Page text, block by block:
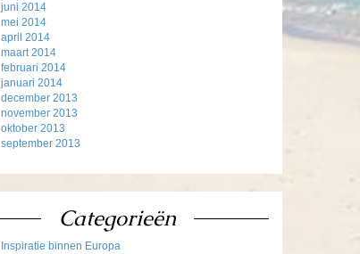
juni 2014
mei 2014
april 2014
maart 2014
februari 2014
januari 2014
december 2013
november 2013
oktober 2013
september 2013
Categorieën
Inspiratie binnen Europa